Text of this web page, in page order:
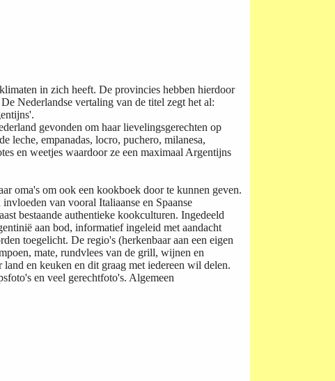
in zich heeft. De provincies hebben hierdoor
Nederlandse vertaling van de titel zegt het al:
gevonden om haar lievelingsgerechten op
leche, empanadas, locro, puchero, milanesa,
en weetjes waardoor ze een maximaal Argentijns
oma's om ook een kookboek door te kunnen geven.
van vooral Italiaanse en Spaanse
bestaande authentieke kookculturen. Ingedeeld
aan bod, informatief ingeleid met aandacht
toegelicht. De regio's (herkenbaar aan een eigen
mate, rundvlees van de grill, wijnen en
en keuken en dit graag met iedereen wil delen.
en veel gerechtfoto's. Algemeen